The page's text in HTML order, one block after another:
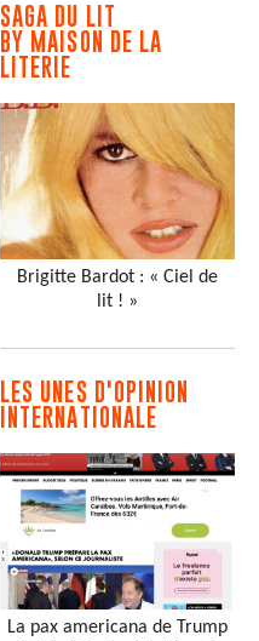
SAGA DU LIT
BY MAISON DE LA
LITERIE
Brigitte Bardot : « Ciel de
lit ! »
LES UNES D'OPINION
INTERNATIONALE
La pax americana de Trump